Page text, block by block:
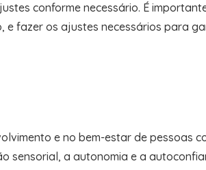
conforme necessário. É
fazer os ajustes necessários para
e no bem-estar de pessoas
sensorial, a autonomia e a